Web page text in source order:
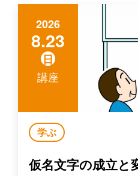
2026
8.23
日
講座
学ぶ
仮名文字の成立と